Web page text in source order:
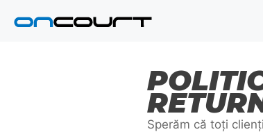
Sperăm că toți